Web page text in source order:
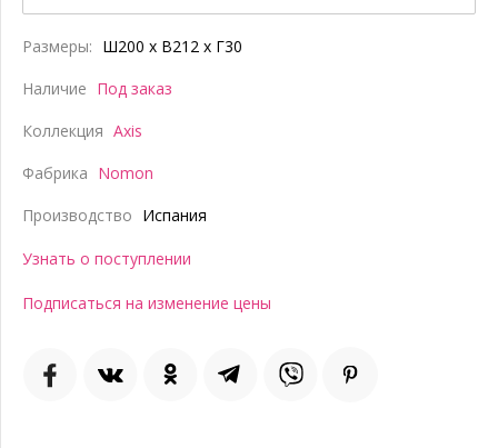
Размеры: Ш200 x В212 x Г30
Наличие Под заказ
Коллекция Axis
Фабрика Nomon
Производство Испания
Узнать о поступлении
Подписаться на изменение цены